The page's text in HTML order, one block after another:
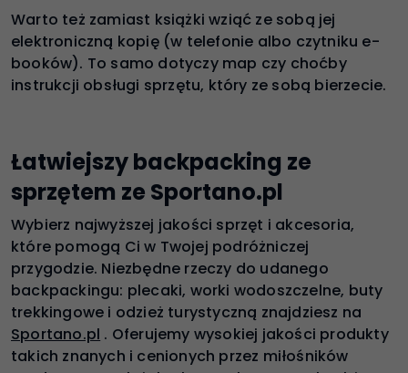
Warto też zamiast książki wziąć ze sobą jej
elektroniczną kopię (w telefonie albo czytniku e-
booków). To samo dotyczy map czy choćby
instrukcji obsługi sprzętu, który ze sobą bierzecie.
Łatwiejszy backpacking ze
sprzętem ze Sportano.pl
Wybierz najwyższej jakości sprzęt i akcesoria,
które pomogą Ci w Twojej podróżniczej
przygodzie. Niezbędne rzeczy do udanego
backpackingu: plecaki, worki wodoszczelne, buty
trekkingowe i odzież turystyczną znajdziesz na
Sportano.pl . Oferujemy wysokiej jakości produkty
takich znanych i cenionych przez miłośników